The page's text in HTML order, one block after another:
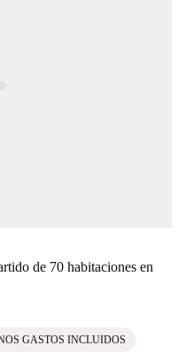
de 70 habitaciones en
GASTOS INCLUIDOS